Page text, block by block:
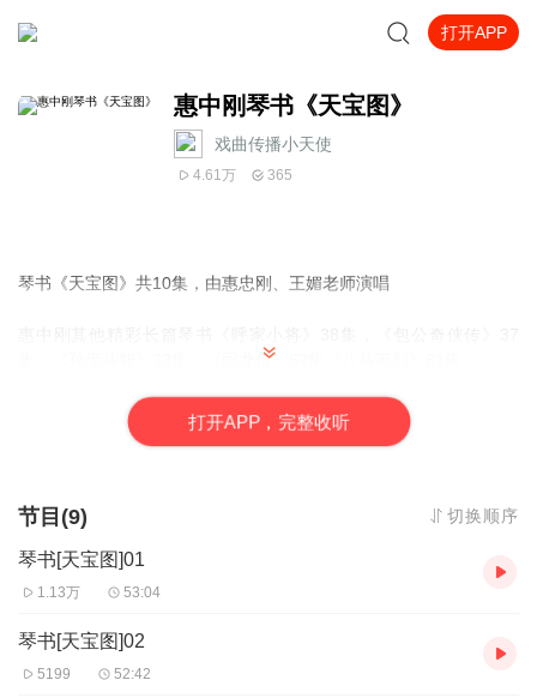
打开APP
惠中刚琴书《天宝图》
戏曲传播小天使
4.61万 365
琴书《天宝图》共10集，由惠忠刚、王媚老师演唱
集，《孙庞斗智》32集，《回龙传》
《五梅七枪反唐传》 《呼家将》《杨家将》《穆桂英大
《呼杨合兵》《无艳春秋》《乾隆私访》
张银侠琴书《金枪大北宋》《飞龙传》《刘金定下南唐》《三枪定
陈锦荣琴书《秦始皇兵吞六国》《马潜走国》
丁舞琴书《隋唐演义》《响马传》《包公案》《刘公案》《十把穿
李全营琴书《岳飞传》《双镖记》《一鸟害七命》
打开APP，完整收听
节目(9) 切换顺序
琴书[天宝图]01
1.13万 53:04
琴书[天宝图]02
5199 52:42